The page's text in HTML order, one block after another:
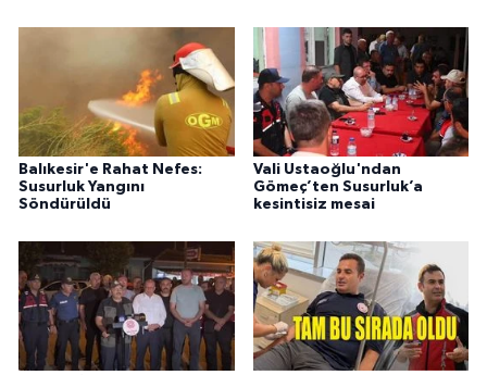
Balıkesir'e Rahat Nefes:
Susurluk Yangını
Söndürüldü
Vali Ustaoğlu'ndan
Gömeç’ten Susurluk’a
kesintisiz mesai